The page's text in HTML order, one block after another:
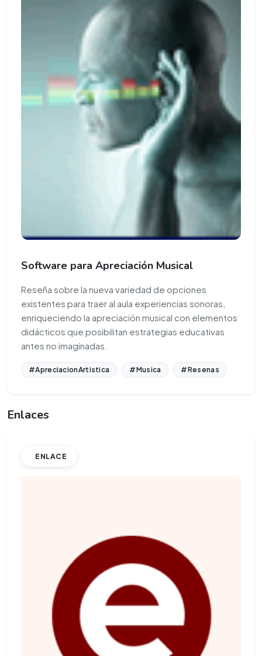
Software para Apreciación Musical
Reseña sobre la nueva variedad de opciones
existentes para traer al aula experiencias sonoras,
enriqueciendo la apreciación musical con elementos
didácticos que posibilitan estrategias educativas
antes no imaginadas.
#ApreciacionArtistica #Musica #Resenas
Enlaces
ENLACE